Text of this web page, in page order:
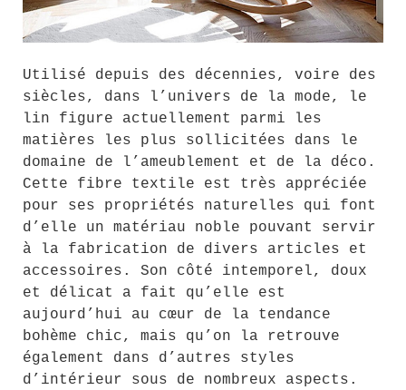
Utilisé depuis des décennies, voire des
siècles, dans l’univers de la mode, le
lin figure actuellement parmi les
matières les plus sollicitées dans le
domaine de l’ameublement et de la déco.
Cette fibre textile est très appréciée
pour ses propriétés naturelles qui font
d’elle un matériau noble pouvant servir
à la fabrication de divers articles et
accessoires. Son côté intemporel, doux
et délicat a fait qu’elle est
aujourd’hui au cœur de la tendance
bohème chic, mais qu’on la retrouve
également dans d’autres styles
d’intérieur sous de nombreux aspects.